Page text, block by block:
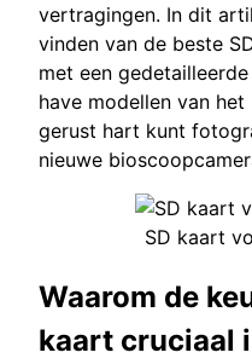
vertragingen. In dit
vinden van de beste
met een
have modellen van
gerust hart kunt
nieuwe
SD kaart
Waarom de
kaart cruciaal